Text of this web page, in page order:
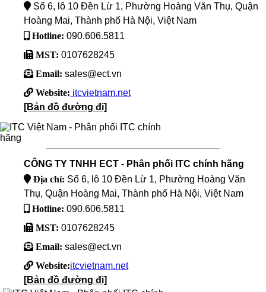
Số 6, lô 10 Đền Lừ 1, Phường Hoàng Văn Thụ, Quận
Hoàng Mai, Thành phố Hà Nội, Việt Nam
Hotline: 090.606.5811
MST: 0107628245
Email: sales@ect.vn
Website: itcvietnam.net
[Bản đồ đường đi]
CÔNG TY TNHH ECT - Phân phối ITC chính hãng
Địa chỉ: Số 6, lô 10 Đền Lừ 1, Phường Hoàng Văn
Thụ, Quận Hoàng Mai, Thành phố Hà Nội, Việt Nam
Hotline: 090.606.5811
MST: 0107628245
Email: sales@ect.vn
Website:itcvietnam.net
[Bản đồ đường đi]